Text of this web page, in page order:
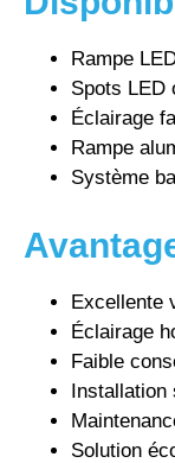
Rampe
Spots LED
Éclairage
Rampe
Système
Excellente
Éclairage
Faible
Installation
Solution